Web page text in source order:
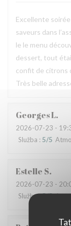
Excellente
saveurs dans
le le menu
dessert, tout
confit de citrons
Très belle
GeorgesL
2026-07-23 -
Služba : 5/5
Estelle S
2026-07-23 -
Služba:5/5